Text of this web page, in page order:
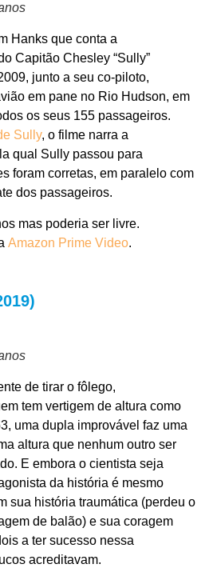
Hanks que conta a
Capitão Chesley “Sully”
junto a seu co-piloto,
em pane no Rio Hudson, em
os seus 155 passageiros.
Sully, o filme narra a
qual Sully passou para
foram corretas, em paralelo com
dos passageiros.
mas poderia ser livre.
Amazon Prime Video.
de tirar o fôlego,
tem vertigem de altura como
uma dupla improvável faz uma
altura que nenhum outro ser
E embora o cientista seja
da história é mesmo
sua história traumática (perdeu o
de balão) e sua coragem
a ter sucesso nessa
acreditavam.